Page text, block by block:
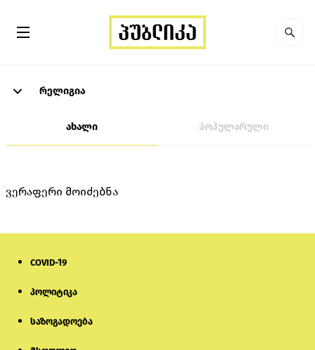
რელიგია
ახალი პოპულარული
ვერაფერი მოიძებნა
COVID-19
პოლიტიკა
საზოგადოება